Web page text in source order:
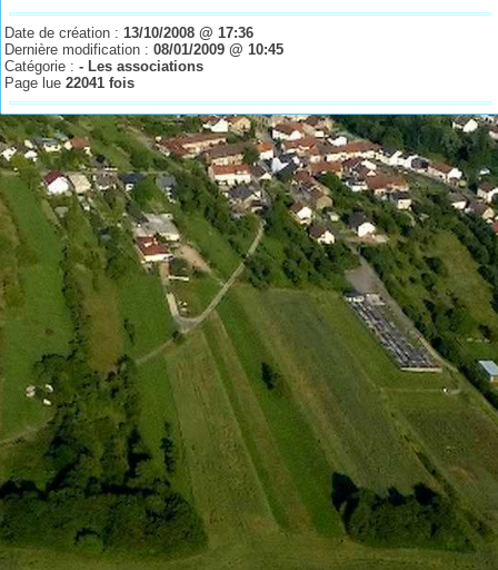
Date de création :13/10/2008 @ 17:36
Dernière modification :08/01/2009 @ 10:45
Catégorie :- Les associations
Page lue22041 fois